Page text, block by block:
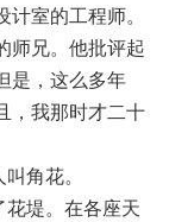
室的工程师。
师兄。他批评起
是，这么多年
，我那时才二十
角花。
堤。在各座天